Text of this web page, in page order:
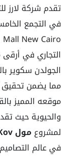
تقدم شركة لارز
التجاري في
الجولدن سكوير
مما يضمن تحقيق
موقعه المميز
والحيوية حيث
لمشروعمول Kov
في عالم